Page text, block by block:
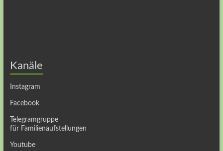
Kanäle
Instagram
Facebook
Telegramgruppe
für Familienaufstellungen
Youtube